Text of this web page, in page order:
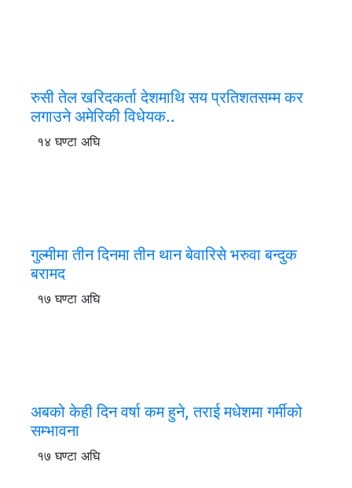
रुसी तेल खरिदकर्ता देशमाथि सय प्रतिशतसम्म कर
लगाउने अमेरिकी विधेयक..
१४ घण्टा अघि
गुल्मीमा तीन दिनमा तीन थान बेवारिसे भरुवा बन्दुक
बरामद
१७ घण्टा अघि
अबको केही दिन वर्षा कम हुने, तराई मधेशमा गर्मीको
सम्भावना
१७ घण्टा अघि